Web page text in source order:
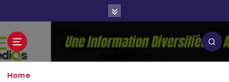
p
t
o
Groupe Aigle
Médias
Home